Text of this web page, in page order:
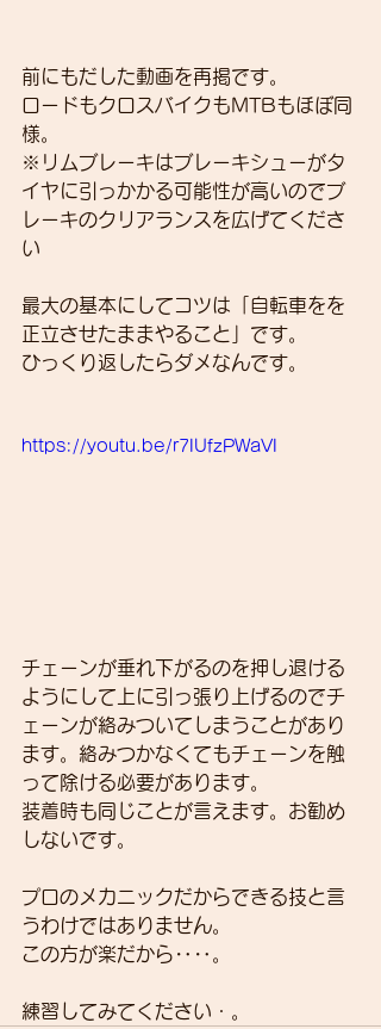
前にもだした動画を再掲です。
ロードもクロスバイクもMTBもほぼ同
様。
※リムブレーキはブレーキシューがタ
イヤに引っかかる可能性が高いのでブ
レーキのクリアランスを広げてくださ
い
最大の基本にしてコツは「自転車をを
正立させたままやること」です。
ひっくり返したらダメなんです。
https://youtu.be/r7IUfzPWaVI
チェーンが垂れ下がるのを押し退ける
ようにして上に引っ張り上げるのでチ
ェーンが絡みついてしまうことがあり
ます。絡みつかなくてもチェーンを触
って除ける必要があります。
装着時も同じことが言えます。お勧め
しないです。
プロのメカニックだからできる技と言
うわけではありません。
この方が楽だから‥‥。
練習してみてください・。